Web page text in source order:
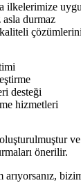
ilkelerimize
durmaz
desteği
hizmetleri
önerilir.